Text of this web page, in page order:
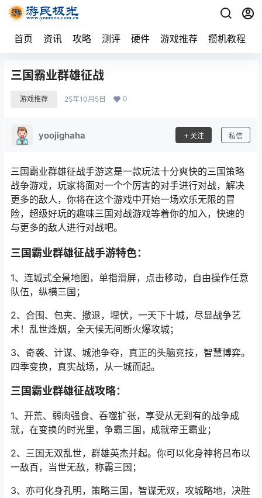
首页 资讯 攻略 测评 硬件 游戏推荐 攒机教程
三国霸业群雄征战
游戏推荐 25年10月5日 0
yoojighaha 关注 私信
三国霸业群雄征战手游这是一款玩法十分爽快的三国策略
战争游戏，玩家将面对一个个厉害的对手进行对战，解决
更多的敌人，你将在这个游戏中开始一场欢乐无限的冒
险，超级好玩的趣味三国对战游戏等着你的加入，快速的
与更多的敌人进行对战吧。
三国霸业群雄征战手游特色：
1、连城式全景地图，单指滑屏，点击移动，自由操作任意
队伍，纵横三国；
2、合围、包夹、撤退，埋伏，一天下十城，尽显战争艺
术！乱世烽烟，全天候无间断火爆攻城；
3、奇袭、计谋、城池争夺，真正的头脑竞技，智慧博弈。
四季变换，真实战场，从一城而起。
三国霸业群雄征战攻略：
1、开荒、弱肉强食、吞噬扩张，享受从无到有的战争成
就，在变换的时光里，争霸三国，成就帝王霸业；
2、三国无双乱世，群雄英杰并起。你可以化身神将吕布以
一敌百，当世无敌，称霸三国；
3、亦可化身孔明，策略三国，智谋无双，攻城略地，决胜